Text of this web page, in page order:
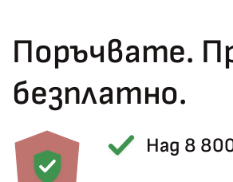
Поръчвате.
безплатно.
Над 8